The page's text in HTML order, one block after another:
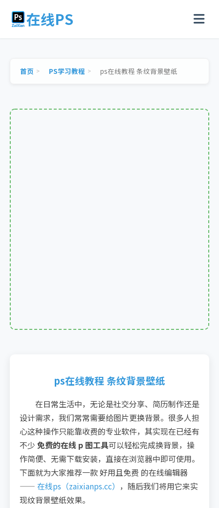
在线PS
首页 PS学习教程 ps在线教程 条纹背景壁纸
ps在线教程 条纹背景壁纸
在日常生活中，无论是社交分享、简历制作还是
设计需求，我们常常需要给图片更换背景。很多人担
心这种操作只能靠收费的专业软件，其实现在已经有
不少 免费的在线 p 图工具可以轻松完成换背景，操
作简便、无需下载安装，直接在浏览器中即可使用。
下面就为大家推荐一款 好用且免费 的在线编辑器
—— 在线ps（zaixianps.cc） ，随后我们将用它来实
现纹背景壁纸效果。